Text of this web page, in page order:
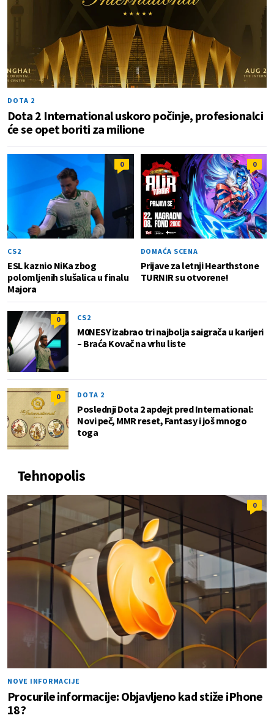
DOTA 2
Dota 2 International uskoro počinje, profesionalci
će se opet boriti za milione
0
CS2
ESL kaznio NiKa zbog
polomljenih slušalica u finalu
Majora
0
DOMAĆA SCENA
Prijave za letnji Hearthstone
TURNIR su otvorene!
0 CS2
M0NESY izabrao tri najbolja saigrača u karijeri
– Braća Kovač na vrhu liste
0 DOTA 2
Poslednji Dota 2 apdejt pred International:
Novi peč, MMR reset, Fantasy i još mnogo
toga
Tehnopolis
0
NOVE INFORMACIJE
Procurile informacije: Objavljeno kad stiže iPhone
18?